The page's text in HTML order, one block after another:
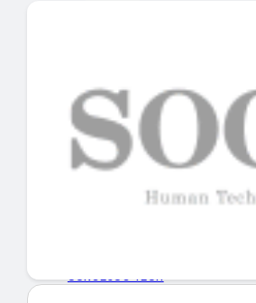
INICIO
EMPRESAS
GUÍA DE COMPRA